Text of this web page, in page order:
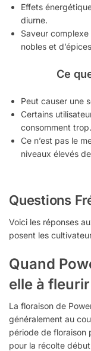
Effets
diurne.
Saveur
nobles et
Ce
Peut causer une
Certains
consomment trop.
Ce n’est pas le
niveaux élevés
Questions
Voici les réponses
posent les
Quand
elle à
La floraison de
généralement au
période de floraison
pour la récolte